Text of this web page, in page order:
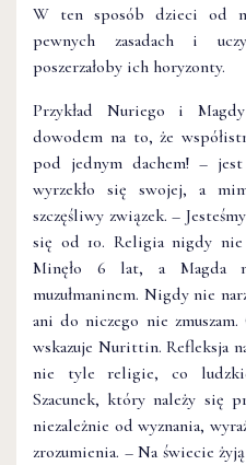
W ten sposób dzieci od
pewnych zasadach i
poszerzałoby ich horyzonty.
Przykład Nuriego i
dowodem na to, że
pod jednym dachem! –
wyrzekło się swojej, a
szczęśliwy związek. –
się od 10. Religia nigdy nie
Minęło 6 lat, a Magda
muzułmaninem. Nigdy nie
ani do niczego nie
wskazuje Nurittin. Refleksja
nie tyle religie, co
Szacunek, który należy się
niezależnie od wyznania,
zrozumienia. – Na świecie